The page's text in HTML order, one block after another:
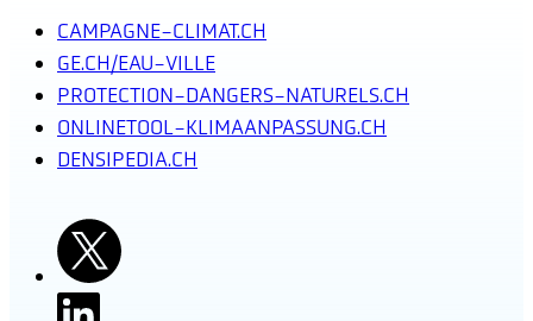
CAMPAGNE-CLIMAT.CH
GE.CH/EAU-VILLE
PROTECTION-DANGERS-NATURELS.CH
ONLINETOOL-KLIMAANPASSUNG.CH
DENSIPEDIA.CH